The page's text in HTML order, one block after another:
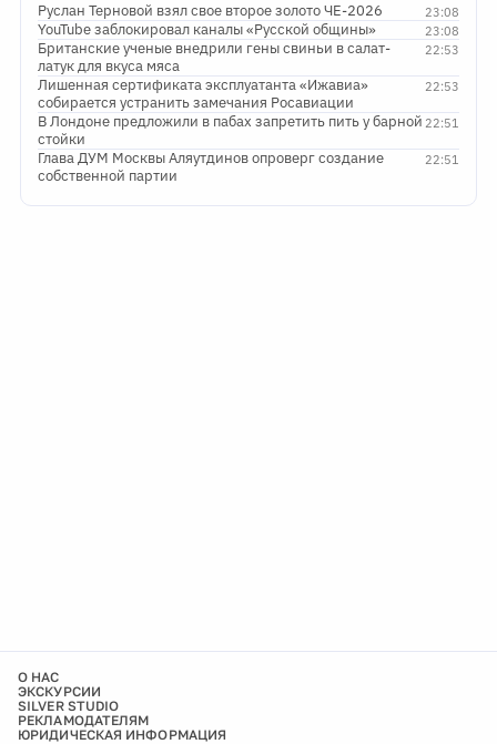
23:08
Руслан Терновой взял свое второе золото ЧЕ-2026
23:08
YouTube заблокировал каналы «Русской общины»
22:53
Британские ученые внедрили гены свиньи в салат-
латук для вкуса мяса
22:53
Лишенная сертификата эксплуатанта «Ижавиа»
собирается устранить замечания Росавиации
22:51
В Лондоне предложили в пабах запретить пить у барной
стойки
22:51
Глава ДУМ Москвы Аляутдинов опроверг создание
собственной партии
О НАС
ЭКСКУРСИИ
SILVER STUDIO
РЕКЛАМОДАТЕЛЯМ
ЮРИДИЧЕСКАЯ ИНФОРМАЦИЯ